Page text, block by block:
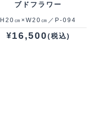
ブドフラワー
H20㎝×W20㎝／P‐094
¥16,500(税込)